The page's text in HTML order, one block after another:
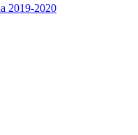
2019-2020